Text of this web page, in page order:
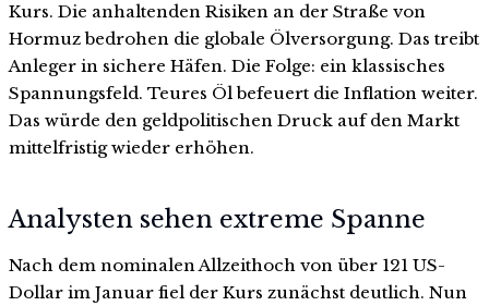
Kurs. Die anhaltenden Risiken an der Straße von
Hormuz bedrohen die globale Ölversorgung. Das treibt
Anleger in sichere Häfen. Die Folge: ein klassisches
Spannungsfeld. Teures Öl befeuert die Inflation weiter.
Das würde den geldpolitischen Druck auf den Markt
mittelfristig wieder erhöhen.
Analysten sehen extreme Spanne
Nach dem nominalen Allzeithoch von über 121 US-
Dollar im Januar fiel der Kurs zunächst deutlich. Nun